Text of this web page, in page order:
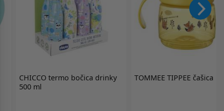
CHICCOtermo bočica drinky
500 ml
TOMMEE TIPPEE čašica